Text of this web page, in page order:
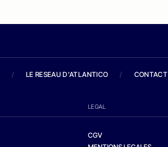
/ LE RESEAU D'ATLANTICO / CONTACT
LEGAL
CGV